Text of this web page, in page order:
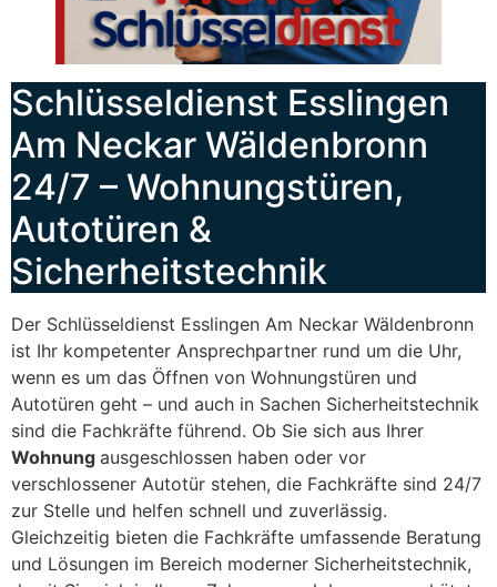
Schlüsseldienst Esslingen
Am Neckar Wäldenbronn
24/7 – Wohnungstüren,
Autotüren &
Sicherheitstechnik
Der Schlüsseldienst Esslingen Am Neckar Wäldenbronn
ist Ihr kompetenter Ansprechpartner rund um die Uhr,
wenn es um das Öffnen von Wohnungstüren und
Autotüren geht – und auch in Sachen Sicherheitstechnik
sind die Fachkräfte führend. Ob Sie sich aus Ihrer
Wohnung ausgeschlossen haben oder vor
verschlossener Autotür stehen, die Fachkräfte sind 24/7
zur Stelle und helfen schnell und zuverlässig.
Gleichzeitig bieten die Fachkräfte umfassende Beratung
und Lösungen im Bereich moderner Sicherheitstechnik,